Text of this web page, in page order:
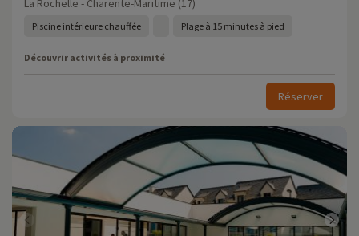
La Rochelle - Charente-Maritime (17)
Piscine intérieure chauffée Plage à 15 minutes à pied
Découvrir activités à proximité
Réserver